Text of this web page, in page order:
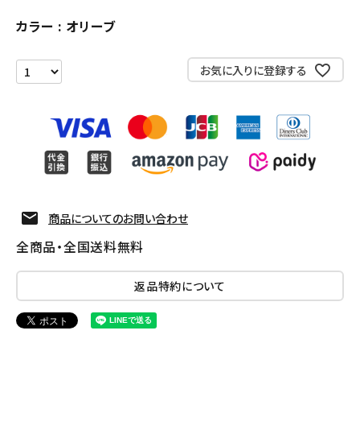
meeting_room ログイン
カラー オリーブ
お気に入りに登録する
商品についてのお問い合わせ
全商品・全国送料無料
返品特約について